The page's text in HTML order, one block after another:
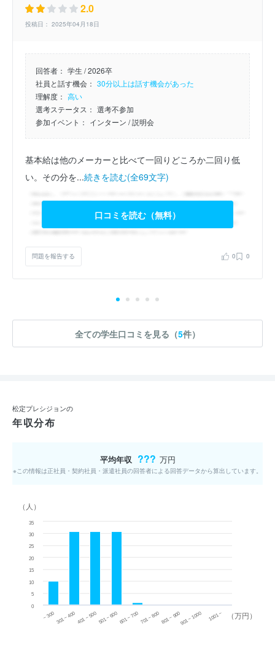
2.0
投稿日： 2025年04月18日
回答者： 学生 / 2026卒
社員と話す機会： 30分以上は話す機会があった
理解度： 高い
選考ステータス： 選考不参加
参加イベント： インターン / 説明会
基本給は他のメーカーと比べて一回りどころか二回り低
い。その分を...続きを読む(全69文字)
口コミを読む（無料）
問題を報告する 0 0
全ての学生口コミを見る（5件）
松定プレシジョンの
年収分布
平均年収 ??? 万円
※この情報は正社員・契約社員・派遣社員の回答者による回答データから算出しています。
（万円）
（人）
~ 300 301 ~ 400 401 ~ 500501 ~ 600601 ~ 700701 ~ 800801 ~ 900901 ~ 1000 1001 ~
0
5
10
15
20
25
30
35